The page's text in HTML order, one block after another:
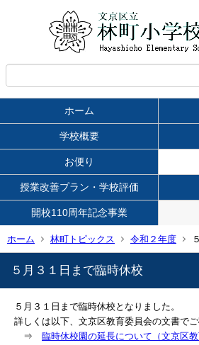
ホーム
学校概要
お便り
授業改善プラン・学校評価
開校110周年記念事業
ホーム 林町トピックス 令和２年度
５月３１日まで臨時休校
５月３１日まで臨時休校となりました。
詳しくは以下、文京区教育委員会の文書でご
⇒ 臨時休校園の延長について（文京区教